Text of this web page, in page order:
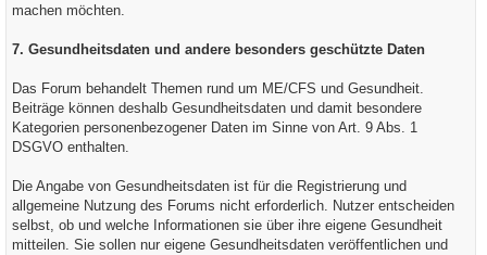
machen möchten.
7. Gesundheitsdaten und andere besonders geschützte Daten
Das Forum behandelt Themen rund um ME/CFS und Gesundheit.
Beiträge können deshalb Gesundheitsdaten und damit besondere
Kategorien personenbezogener Daten im Sinne von Art. 9 Abs. 1
DSGVO enthalten.
Die Angabe von Gesundheitsdaten ist für die Registrierung und
allgemeine Nutzung des Forums nicht erforderlich. Nutzer entscheiden
selbst, ob und welche Informationen sie über ihre eigene Gesundheit
mitteilen. Sie sollen nur eigene Gesundheitsdaten veröffentlichen und